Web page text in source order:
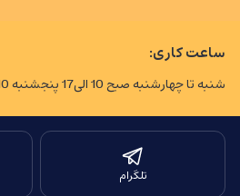
ساعت کاری:
شنبه تا چهارشنبه صبح 10 الی17 پنجشنبه 10 الی 15
تلگرام